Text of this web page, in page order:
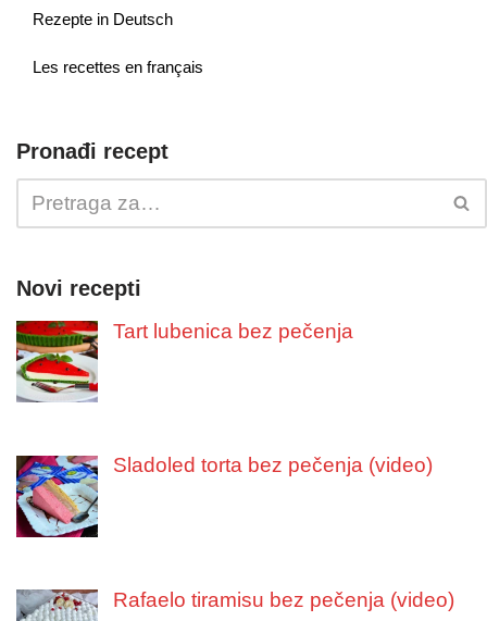
Rezepte in Deutsch
Les recettes en français
Pronađi recept
Novi recepti
Tart lubenica bez pečenja
Sladoled torta bez pečenja (video)
Rafaelo tiramisu bez pečenja (video)